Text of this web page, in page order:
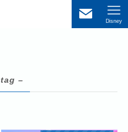
Disney
–